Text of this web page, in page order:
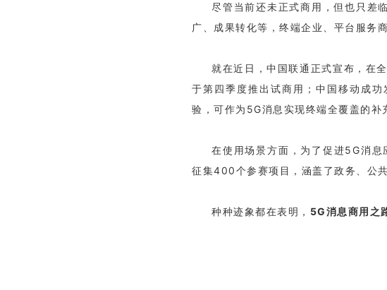
尽管当前还未正式商用，但也只差
广、成果转化等，终端企业、平台服务
就在近日，中国联通正式宣布，在
于第四季度推出试商用；中国移动成
验，可作为5G消息实现终端全覆盖的补
在使用场景方面，为了促进5G消息
征集400个参赛项目，涵盖了政务、公
种种迹象都在表明， 5G消息商用之